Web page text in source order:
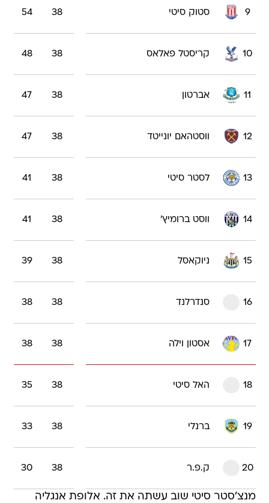
9 סטוק סיטי 38
54
10 קריסטל פאלאס 38
48
11 אברטון 38
47
12 ווסטהאם יונייטד 38
47
13 לסטר סיטי 38
41
14 ווסט ברומיץ' 38
41
15 ניוקאסל 38
39
16 סנדרלנד 38
38
17 אסטון וילה 38
38
18 האל סיטי 38
35
19 ברנלי 38
33
20 ק.פ.ר 38
30
מנצ'סטר סיטי שוב עשתה את זה. אלופת אנגליה